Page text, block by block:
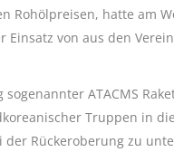
Rohölpreisen, hatte am
von aus den
ATACMS
Truppen in
Rückeroberung zu